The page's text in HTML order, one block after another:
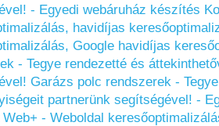
- Egyedi webáruház készítés
havidíjas
Google havidíjas
- Tegye rendezetté és
Garázs polc rendszerek -
partnerünk segítségével! -
Web+ - Weboldal